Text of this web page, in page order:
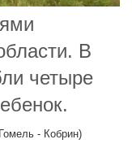
В
четыре
- Кобрин)